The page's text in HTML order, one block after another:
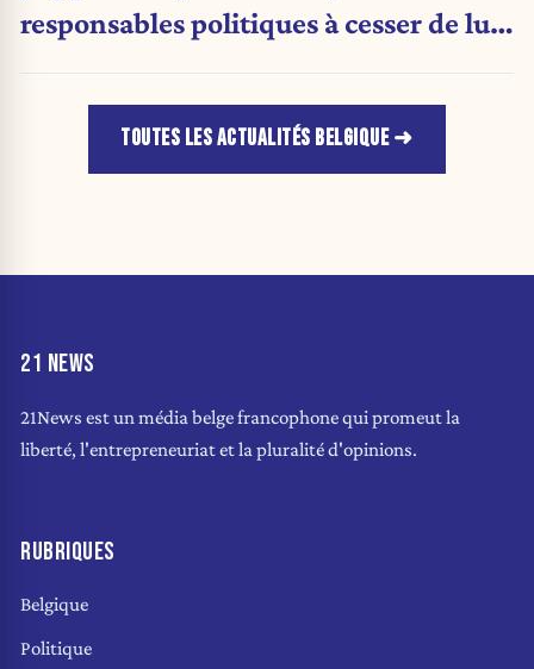
responsables politiques à cesser de lui
TOUTES LES ACTUALITÉS BELGIQUE
21 NEWS
21News est un média belge francophone qui promeut la
liberté, l'entrepreneuriat et la pluralité d'opinions.
RUBRIQUES
Belgique
Politique